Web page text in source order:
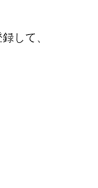
して、